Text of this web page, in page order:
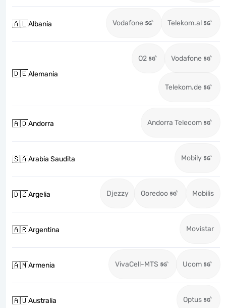
🇦🇱Albania Vodafone Telekom.al
🇩🇪Alemania
O2 Vodafone
Telekom.de
🇦🇩Andorra Andorra Telecom
🇸🇦Arabia Saudita Mobily
🇩🇿Argelia Djezzy Ooredoo Mobilis
🇦🇷Argentina Movistar
🇦🇲Armenia VivaCell-MTS Ucom
🇦🇺Australia Optus